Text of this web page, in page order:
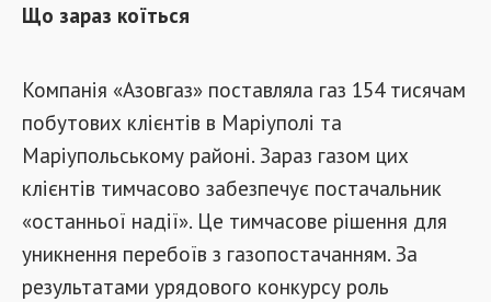
Що зараз коїться
Компанія «Азовгаз» поставляла газ 154 тисячам
побутових клієнтів в Маріуполі та
Маріупольському районі. Зараз газом цих
клієнтів тимчасово забезпечує постачальник
«останньої надії». Це тимчасове рішення для
уникнення перебоїв з газопостачанням. За
результатами урядового конкурсу роль